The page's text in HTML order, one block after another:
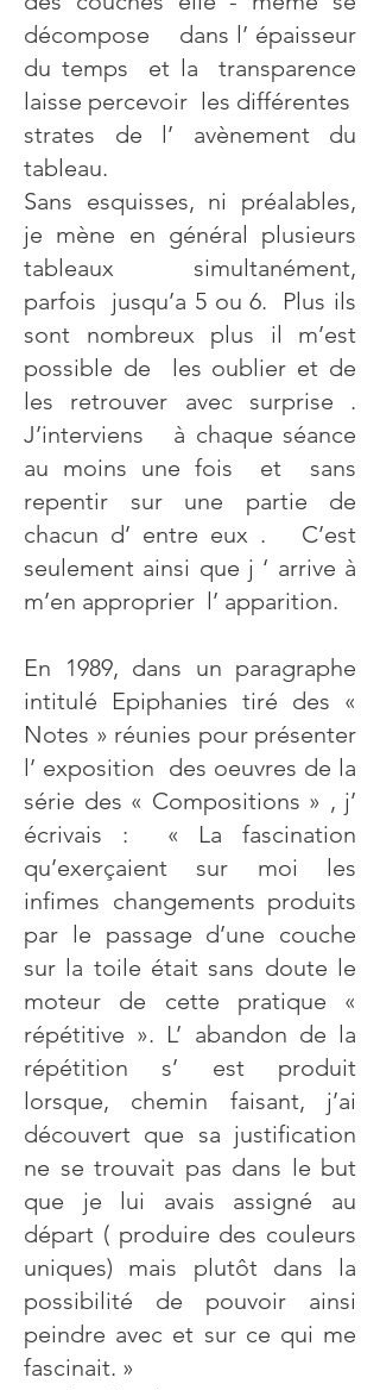
décompose dans l’ épaisseur
du temps et la transparence
laisse percevoir les différentes
strates de l’ avènement du
tableau.
Sans esquisses, ni préalables,
je mène en général plusieurs
tableaux simultanément,
parfois jusqu’a 5 ou 6. Plus ils
sont nombreux plus il m’est
possible de les oublier et de
les retrouver avec surprise .
J’interviens à chaque séance
au moins une fois et sans
repentir sur une partie de
chacun d’ entre eux . C’est
seulement ainsi que j ‘ arrive à
m’en approprier l’ apparition.
En 1989, dans un paragraphe
intitulé Epiphanies tiré des «
Notes » réunies pour présenter
l’ exposition des oeuvres de la
série des « Compositions » , j’
écrivais : « La fascination
qu’exerçaient sur moi les
infimes changements produits
par le passage d’une couche
sur la toile était sans doute le
moteur de cette pratique «
répétitive ». L’ abandon de la
répétition s’ est produit
lorsque, chemin faisant, j’ai
découvert que sa justification
ne se trouvait pas dans le but
que je lui avais assigné au
départ ( produire des couleurs
uniques) mais plutôt dans la
possibilité de pouvoir ainsi
peindre avec et sur ce qui me
fascinait. »